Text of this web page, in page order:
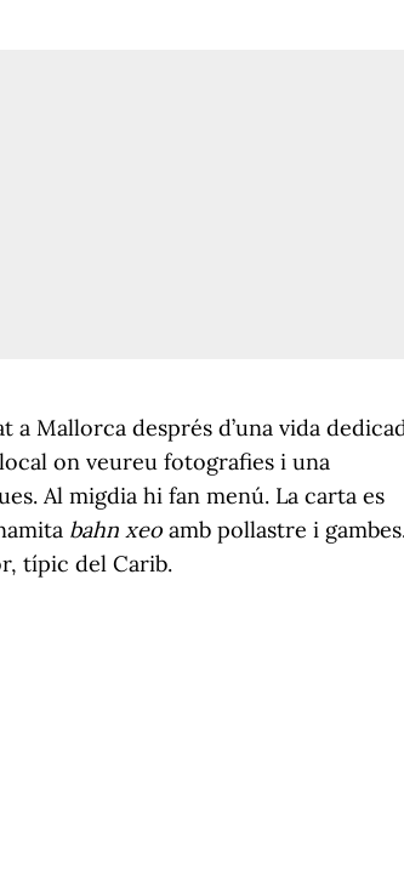
a Mallorca després d’una vida
on veureu fotografies i una
Al migdia hi fan menú. La carta es
bahn xeo amb pollastre i
típic del Carib.